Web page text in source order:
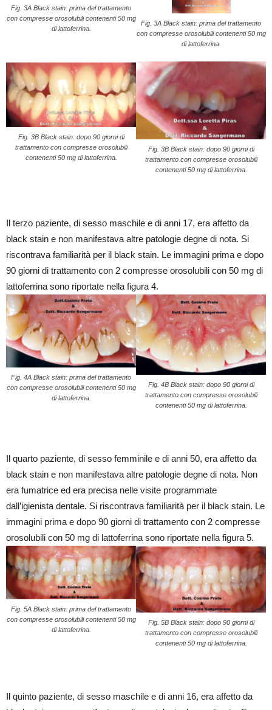
Fig. 3A Black stain: prima del trattamento
con compresse orosolubili contenenti 50 mg
di lattoferrina.
Fig. 3A Black stain: prima del trattamento
con compresse orosolubili contenenti 50 mg
di lattoferrina.
Fig. 3B Black stain: dopo 90 giorni di
trattamento con compresse orosolubili
contenenti 50 mg di lattoferrina.
Fig. 3B Black stain: dopo 90 giorni di
trattamento con compresse orosolubili
contenenti 50 mg di lattoferrina.
Il terzo paziente, di sesso maschile e di anni 17, era affetto da
black stain e non manifestava altre patologie degne di nota. Si
riscontrava familiarità per il black stain. Le immagini prima e dopo
90 giorni di trattamento con 2 compresse orosolubili con 50 mg di
lattoferrina sono riportate nella figura 4.
Fig. 4A Black stain: prima del trattamento
con compresse orosolubili contenenti 50 mg
di lattoferrina.
Fig. 4B Black stain: dopo 90 giorni di
trattamento con compresse orosolubili
contenenti 50 mg di lattoferrina.
Il quarto paziente, di sesso femminile e di anni 50, era affetto da
black stain e non manifestava altre patologie degne di nota. Non
era fumatrice ed era precisa nelle visite programmate
dall’igienista dentale. Si riscontrava familiarità per il black stain. Le
immagini prima e dopo 90 giorni di trattamento con 2 compresse
orosolubili con 50 mg di lattoferrina sono riportate nella figura 5.
Fig. 5A Black stain: prima del trattamento
con compresse orosolubili contenenti 50 mg
di lattoferrina.
Fig. 5B Black stain: dopo 90 giorni di
trattamento con compresse orosolubili
contenenti 50 mg di lattoferrina.
Il quinto paziente, di sesso maschile e di anni 16, era affetto da